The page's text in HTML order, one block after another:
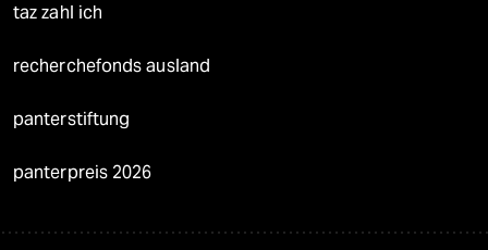
taz zahl ich
recherchefonds ausland
panterstiftung
panterpreis 2026